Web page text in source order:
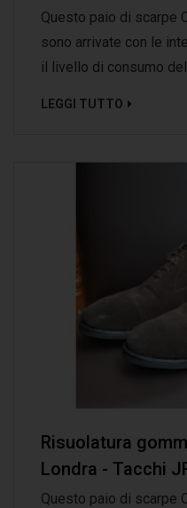
Questo paio di scarpe
sono arrivate con le
il livello di consumo
LEGGI TUTTO
Risuolatura
Londra - Tacchi
Questo paio di scarpe